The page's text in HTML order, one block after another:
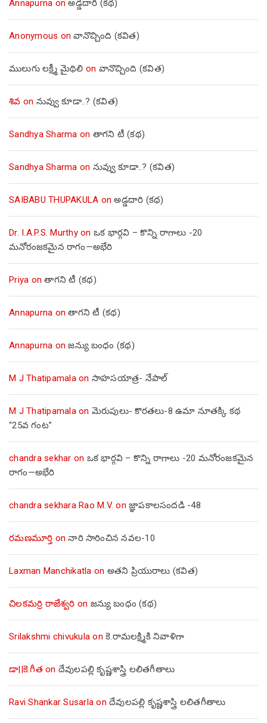
Annapurna onఅడ్డదారి (కథ)
Anonymous onవానొచ్చింది (కవిత)
ములుగు లక్ష్మీ మైథిలి on వానొచ్చింది (కవిత)
శివ on నువ్వు కూడా..? (కవిత)
Sandhya Sharma on తాగని టీ (కథ)
Sandhya Sharma on నువ్వు కూడా..? (కవిత)
SAIBABU THUPAKULA onఅడ్డదారి (కథ)
Dr. I.A.P.S. Murthyon ఒక భార్గవి – కొన్ని రాగాలు -20
మనోరంజకమైన రాగం—అభేరి
Priya onతాగని టీ (కథ)
Annapurna onతాగని టీ (కథ)
Annapurna onజన్యు బంధం (కథ)
M J Thatipamalaon సాహసయాత్ర- నేపాల్‌
M J Thatipamalaon మెరుపులు- కొరతలు-8 ఉమా నూతక్కి కథ
“25వ గంట”
chandra sekhar on ఒక భార్గవి – కొన్ని రాగాలు -20 మనోరంజకమైన
రాగం—అభేరి
chandra sekhara Rao M.V. on జ్ఞాపకాలసందడి -48
రమణమూర్తి onనారి సారించిన నవల-10
Laxman Manchikatla on అతని ప్రియురాలు (కవిత)
చిలకమర్రి రాజేశ్వరి on జన్యు బంధం (కథ)
Srilakshmi chivukula on కె.రామలక్ష్మికి నివాళిగా
డా||కె.గీత on దేవులపల్లి కృష్ణశాస్త్రి లలితగీతాలు
Ravi Shankar Susarla on దేవులపల్లి కృష్ణశాస్త్రి లలితగీతాలు